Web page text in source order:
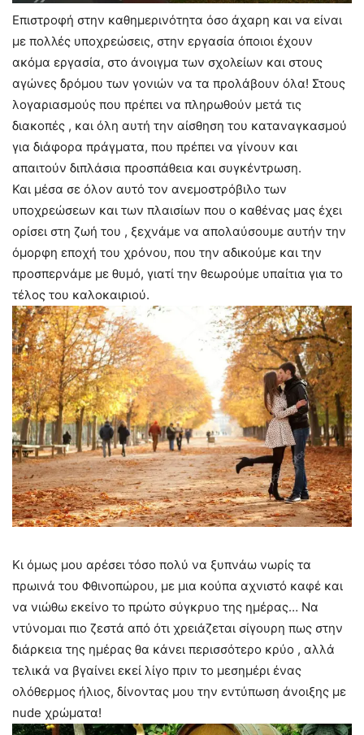
Επιστροφή στην καθημερινότητα όσο άχαρη και να είναι
με πολλές υποχρεώσεις, στην εργασία όποιοι έχουν
ακόμα εργασία, στο άνοιγμα των σχολείων και στους
αγώνες δρόμου των γονιών να τα προλάβουν όλα! Στους
λογαριασμούς που πρέπει να πληρωθούν μετά τις
διακοπές , και όλη αυτή την αίσθηση του καταναγκασμού
για διάφορα πράγματα, που πρέπει να γίνουν και
απαιτούν διπλάσια προσπάθεια και συγκέντρωση.
Και μέσα σε όλον αυτό τον ανεμοστρόβιλο των
υποχρεώσεων και των πλαισίων που ο καθένας μας έχει
ορίσει στη ζωή του , ξεχνάμε να απολαύσουμε αυτήν την
όμορφη εποχή του χρόνου, που την αδικούμε και την
προσπερνάμε με θυμό, γιατί την θεωρούμε υπαίτια για το
τέλος του καλοκαιριού.
Κι όμως μου αρέσει τόσο πολύ να ξυπνάω νωρίς τα
πρωινά του Φθινοπώρου, με μια κούπα αχνιστό καφέ και
να νιώθω εκείνο το πρώτο σύγκρυο της ημέρας… Να
ντύνομαι πιο ζεστά από ότι χρειάζεται σίγουρη πως στην
διάρκεια της ημέρας θα κάνει περισσότερο κρύο , αλλά
τελικά να βγαίνει εκεί λίγο πριν το μεσημέρι ένας
ολόθερμος ήλιος, δίνοντας μου την εντύπωση άνοιξης με
nude χρώματα!